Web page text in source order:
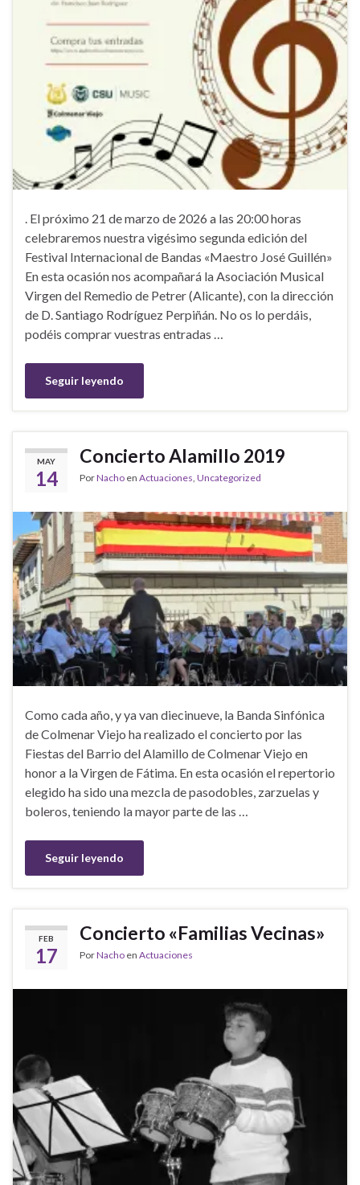
. El próximo 21 de marzo de 2026 a las 20:00 horas
celebraremos nuestra vigésimo segunda edición del
Festival Internacional de Bandas «Maestro José Guillén»
En esta ocasión nos acompañará la Asociación Musical
Virgen del Remedio de Petrer (Alicante), con la dirección
de D. Santiago Rodríguez Perpiñán. No os lo perdáis,
podéis comprar vuestras entradas …
Seguir leyendo
MAY
14
Concierto Alamillo 2019
PorNacho en Actuaciones Uncategorized
Como cada año, y ya van diecinueve, la Banda Sinfónica
de Colmenar Viejo ha realizado el concierto por las
Fiestas del Barrio del Alamillo de Colmenar Viejo en
honor a la Virgen de Fátima. En esta ocasión el repertorio
elegido ha sido una mezcla de pasodobles, zarzuelas y
boleros, teniendo la mayor parte de las …
Seguir leyendo
FEB
17
Concierto «Familias Vecinas»
PorNacho en Actuaciones